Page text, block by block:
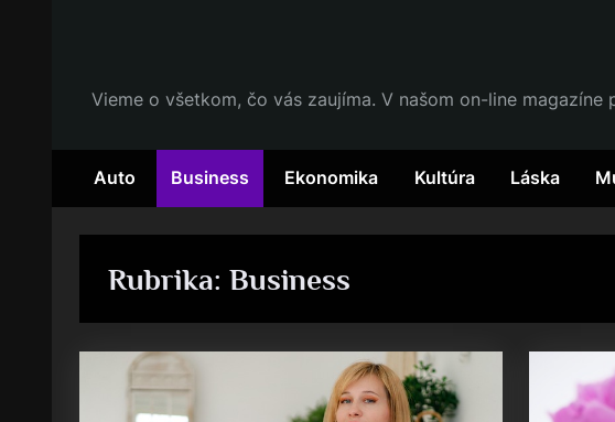
Vieme o všetkom, čo vás zaujíma. V našom on-line
Auto Business Ekonomika Kultúra Láska
Rubrika: Business